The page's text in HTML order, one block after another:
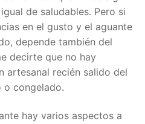
de saludables. Pero si
en el gusto y el aguante
depende también del
decirte que no hay
artesanal recién salido del
o congelado.
hay varios aspectos a